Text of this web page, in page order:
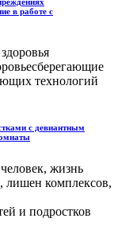
в работе с
технологий
с девиантным
жизнь
лишен комплексов,
и подростков